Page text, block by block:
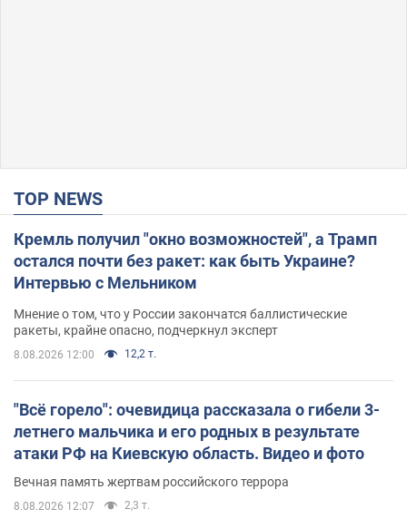
TOP NEWS
Кремль получил "окно возможностей", а Трамп
остался почти без ракет: как быть Украине?
Интервью с Мельником
Мнение о том, что у России закончатся баллистические
ракеты, крайне опасно, подчеркнул эксперт
8.08.2026 12:00 12,2 т.
"Всё горело": очевидица рассказала о гибели 3-
летнего мальчика и его родных в результате
атаки РФ на Киевскую область. Видео и фото
Вечная память жертвам российского террора
8.08.2026 12:07 2,3 т.